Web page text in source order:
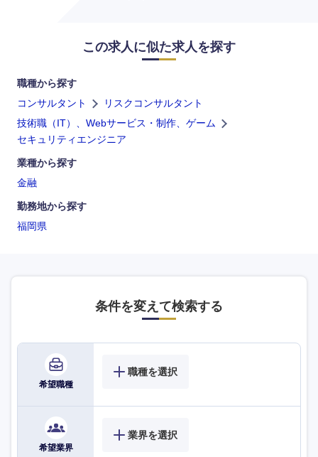
この求人に似た求人を探す
職種から探す
コンサルタント
リスクコンサルタント
技術職（IT）、Webサービス・制作、ゲーム
セキュリティエンジニア
業種から探す
金融
勤務地から探す
福岡県
条件を変えて検索する
希望職種
職種を選択
希望業界
業界を選択
佐賀県
大分県
鹿児島県